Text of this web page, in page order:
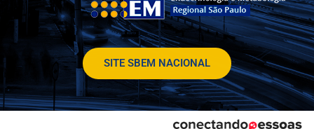
SITE SBEM NACIONAL